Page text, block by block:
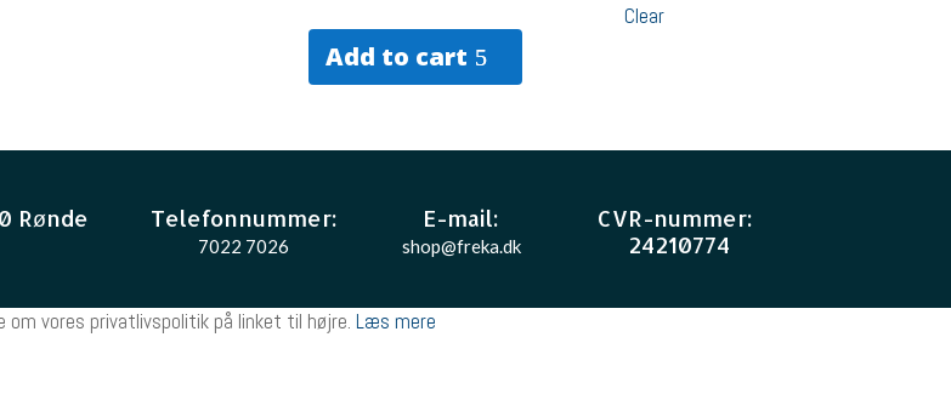
Clear
Add to cart
Rønde Telefonnummer:
7022 7026
E-mail:
shop@freka.dk
CVR-nummer:
24210774
om vores privatlivspolitik på linket til højre. Læs mere